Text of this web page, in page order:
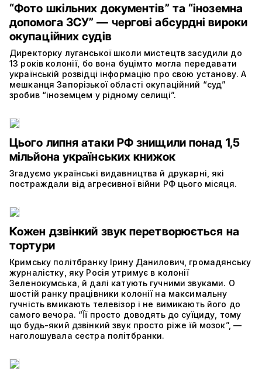
“Фото шкільних документів” та “іноземна
допомога ЗСУ” — чергові абсурдні вироки
окупаційних судів
Директорку луганської школи мистецтв засудили до
13 років колонії, бо вона буцімто могла передавати
українській розвідці інформацію про свою установу. А
мешканця Запорізької області окупаційний “суд”
зробив “іноземцем у рідному селищі”.
Цього липня атаки РФ знищили понад 1,5
мільйона українських книжок
Згадуємо українські видавництва й друкарні, які
постраждали від агресивної війни РФ цього місяця.
Кожен дзвінкий звук перетворюється на
тортури
Кримську політбранку Ірину Данилович, громадянську
журналістку, яку Росія утримує в колонії
Зеленокумська, й далі катують гучними звуками. О
шостій ранку працівники колонії на максимальну
гучність вмикають телевізор і не вимикають його до
самого вечора. “Її просто доводять до суїциду, тому
що будь-який дзвінкий звук просто ріже їй мозок”, —
наголошувала сестра політбранки.